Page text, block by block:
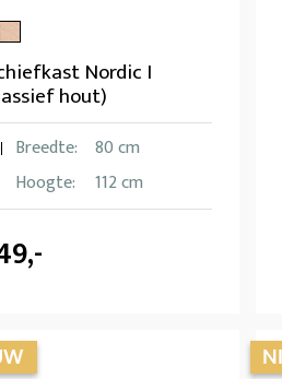
Nordic I
hout)
Breedte:
80 cm
Hoogte:
112 cm